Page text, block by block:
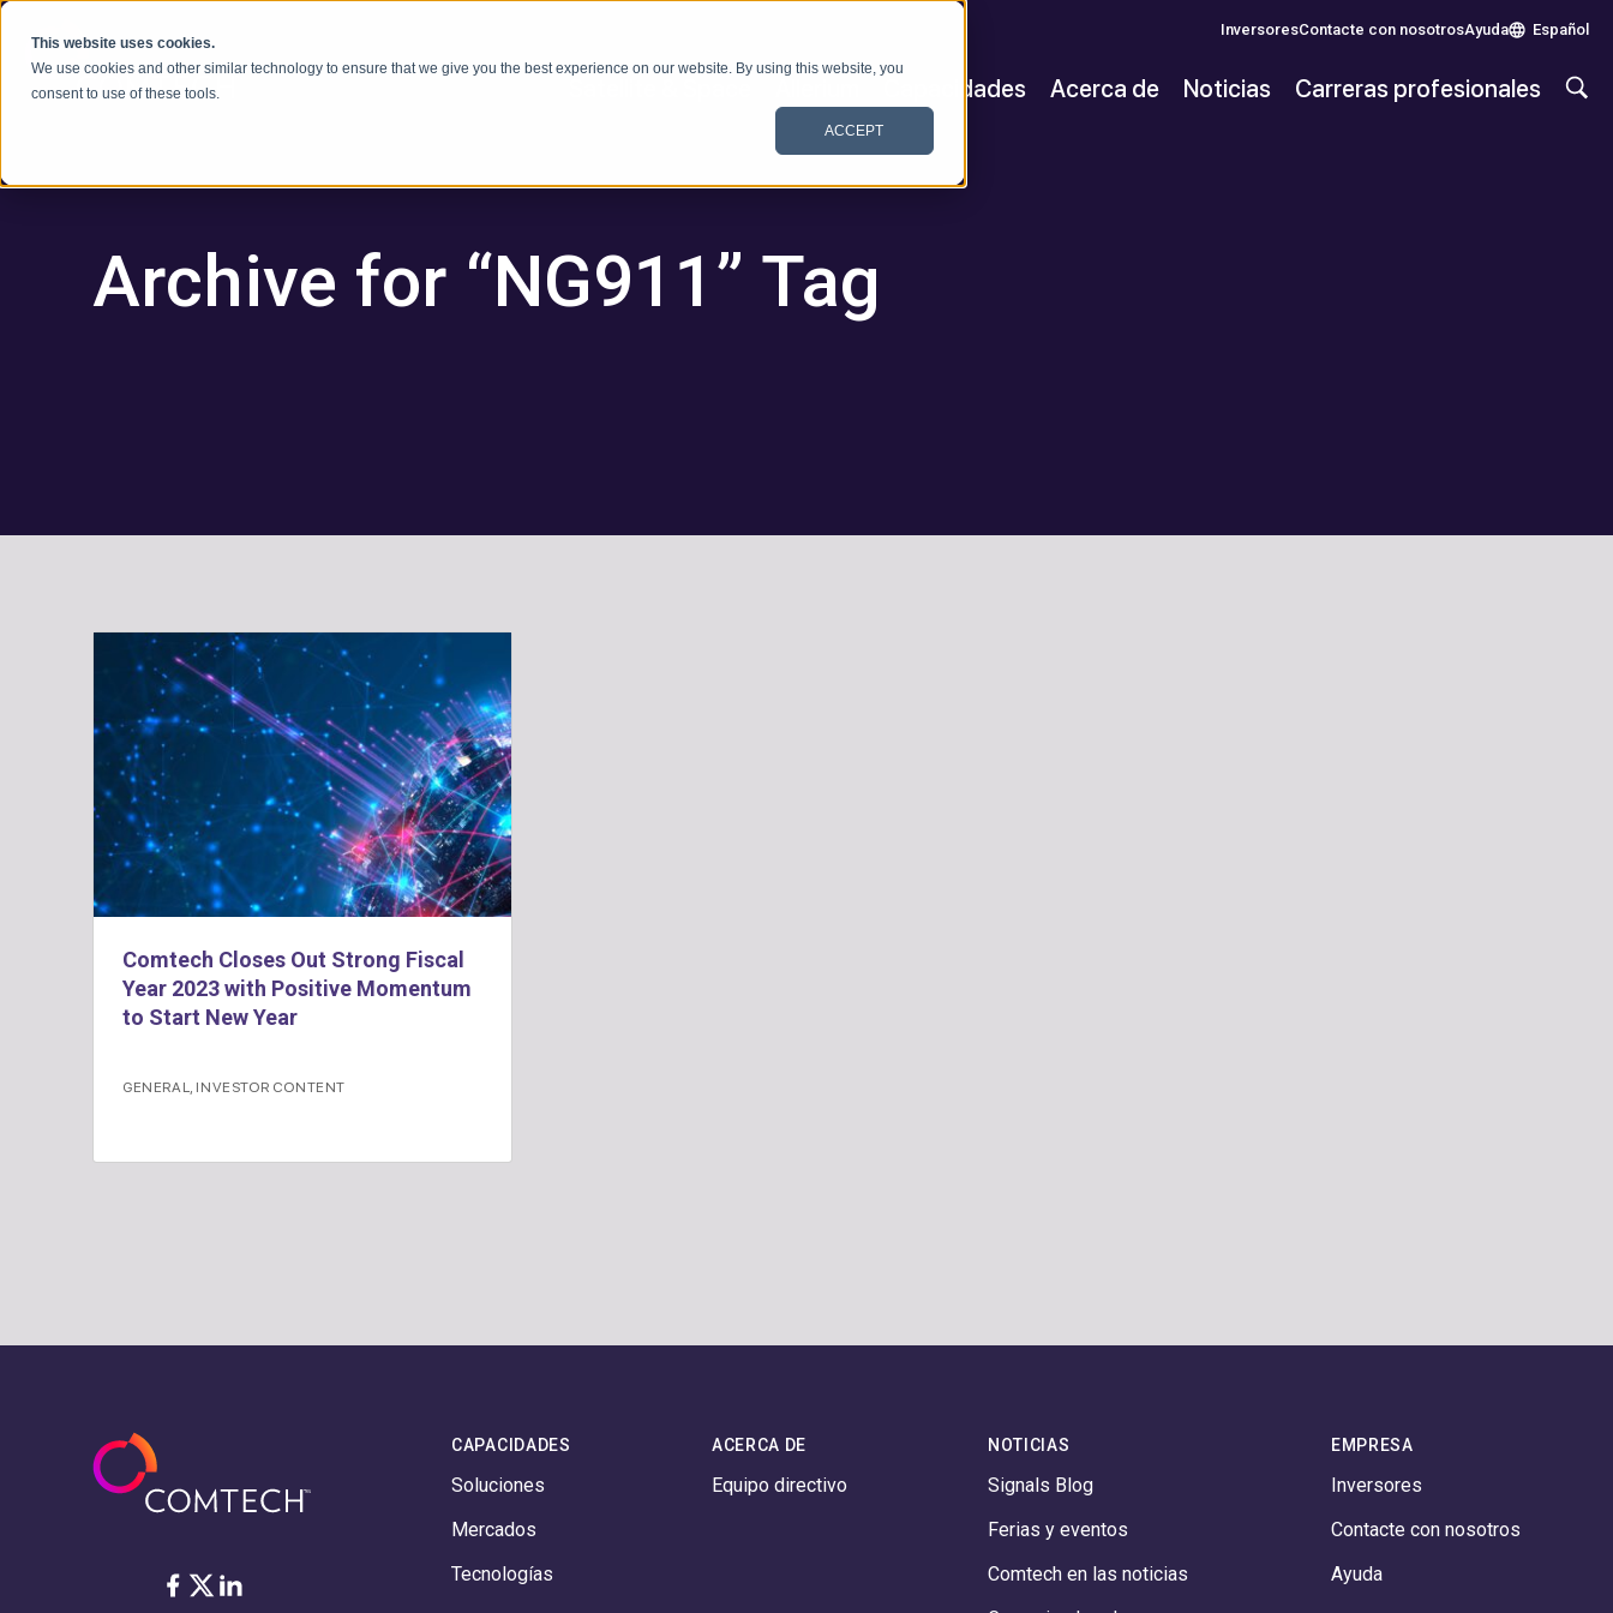
This website uses cookies.
We use cookies and other similar technology to ensure that we give you the best experience on our website. By using this website, you
consent to use of these tools.
ACCEPT
Ir al contenido
InversoresContacte con nosotrosAyuda Español
Capacidades Acerca de Noticias Carreras profesionales
Archive for “NG911” Tag
Comtech Closes Out Strong Fiscal
Year 2023 with Positive Momentum
to Start New Year
GENERAL INVESTOR CONTENT
Facebook
Twitter
LinkedIn
CAPACIDADES
Soluciones
Mercados
Tecnologías
ACERCA DE
Equipo directivo
NOTICIAS
Signals Blog
Ferias y eventos
Comtech en las noticias
EMPRESA
Inversores
Contacte con nosotros
Ayuda